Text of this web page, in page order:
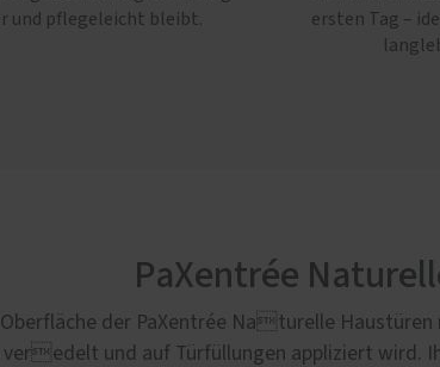
und pflegeleicht bleibt.
ersten Tag –
PaXentrée
Oberfläche der PaXentrée Naturelle
veredelt und auf Türfüllungen appliziert wird.